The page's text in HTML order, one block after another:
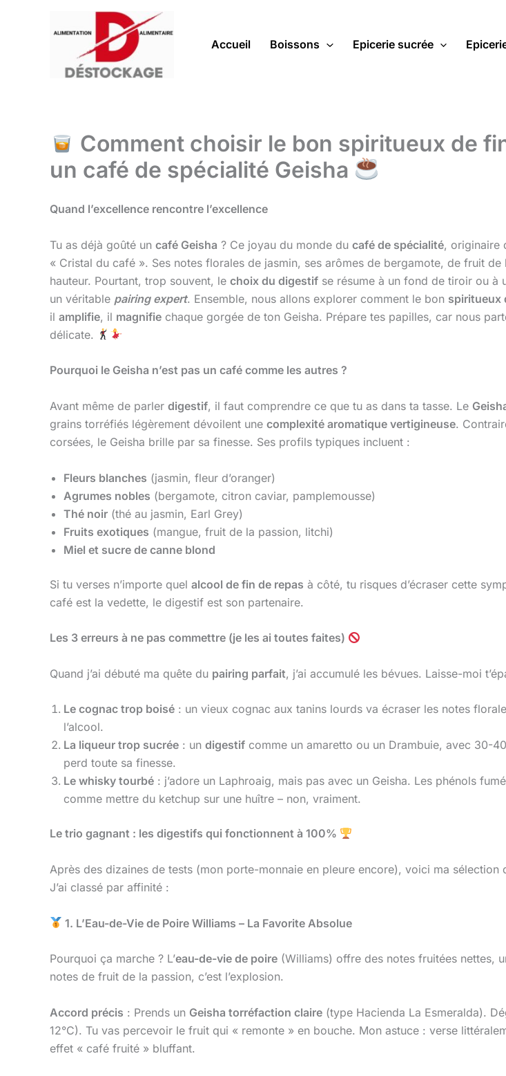
Accueil Boissons Epicerie sucrée
Comment choisir le bon spiritueux de
un café de spécialité Geisha
Quand l’excellence rencontre l’excellence
Tu as déjà goûté un café Geisha ? Ce joyau du monde du café de spécialité, originaire
« Cristal du café ». Ses notes florales de jasmin, ses arômes de bergamote, de fruit
hauteur. Pourtant, trop souvent, le choix du digestif se résume à un fond de tiroir ou à
un véritable pairing expert. Ensemble, nous allons explorer comment le bon spiritueux
il amplifie, il magnifie chaque gorgée de ton Geisha. Prépare tes papilles, car nous
délicate.
Pourquoi le Geisha n’est pas un café comme les autres ?
Avant même de parler digestif, il faut comprendre ce que tu as dans ta tasse. Le
grains torréfiés légèrement dévoilent une complexité aromatique vertigineuse.
corsées, le Geisha brille par sa finesse. Ses profils typiques incluent :
Fleurs blanches (jasmin, fleur d’oranger)
Agrumes nobles (bergamote, citron caviar, pamplemousse)
Thé noir (thé au jasmin, Earl Grey)
Fruits exotiques (mangue, fruit de la passion, litchi)
Miel et sucre de canne blond
Si tu verses n’importe quel alcool de fin de repas à côté, tu risques d’écraser cette
café est la vedette, le digestif est son partenaire.
Les 3 erreurs à ne pas commettre (je les ai toutes faites)
Quand j’ai débuté ma quête du pairing parfait, j’ai accumulé les bévues. Laisse-moi
Le cognac trop boisé : un vieux cognac aux tanins lourds va écraser les notes
l’alcool.
La liqueur trop sucrée : un digestif comme un amaretto ou un Drambuie, avec 30-
perd toute sa finesse.
Le whisky tourbé : j’adore un Laphroaig, mais pas avec un Geisha. Les phénols
comme mettre du ketchup sur une huître – non, vraiment.
Le trio gagnant : les digestifs qui fonctionnent à 100%
Après des dizaines de tests (mon porte-monnaie en pleure encore), voici ma sélection
J’ai classé par affinité :
1. L’Eau-de-Vie de Poire Williams – La Favorite Absolue
Pourquoi ça marche ? L’eau-de-vie de poire (Williams) offre des notes fruitées nettes,
notes de fruit de la passion, c’est l’explosion.
Accord précis : Prends un Geisha torréfaction claire (type Hacienda La Esmeralda).
12°C). Tu vas percevoir le fruit qui « remonte » en bouche. Mon astuce : verse
effet « café fruité » bluffant.